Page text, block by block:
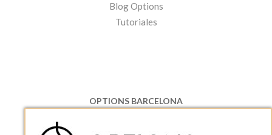
Blog Options
Tutoriales
OPTIONS BARCELONA
08130 Santa Perpetua de Moguda, Barcelona